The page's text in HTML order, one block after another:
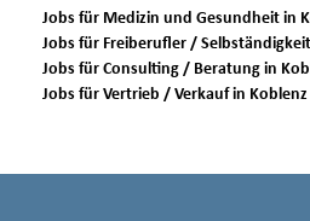
Jobs für
Jobs für Consulting /
Jobs für Vertrieb / Verkauf in Koblenz